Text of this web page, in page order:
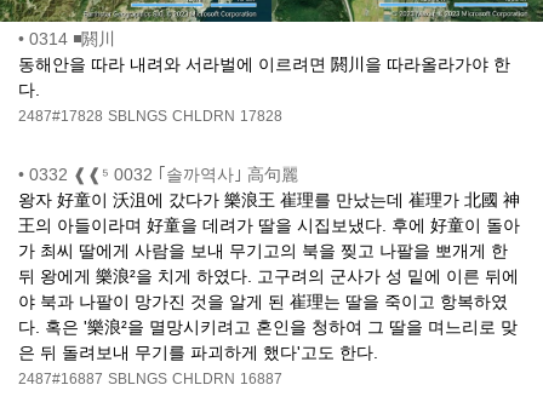
• 0314 ◾閼川
동해안을 따라 내려와 서라벌에 이르려면 閼川을 따라올라가야 한
다.
2487#17828 SBLNGS CHLDRN 17828
• 0332 ❰❰⁵ 0032 ｢솔까역사｣ 高句麗
왕자 好童이 沃沮에 갔다가 樂浪王 崔理를 만났는데 崔理가 北國 神
王의 아들이라며 好童을 데려가 딸을 시집보냈다. 후에 好童이 돌아
가 최씨 딸에게 사람을 보내 무기고의 북을 찢고 나팔을 뽀개게 한
뒤 왕에게 樂浪²을 치게 하였다. 고구려의 군사가 성 밑에 이른 뒤에
야 북과 나팔이 망가진 것을 알게 된 崔理는 딸을 죽이고 항복하였
다. 혹은 '樂浪²을 멸망시키려고 혼인을 청하여 그 딸을 며느리로 맞
은 뒤 돌려보내 무기를 파괴하게 했다'고도 한다.
2487#16887 SBLNGS CHLDRN 16887